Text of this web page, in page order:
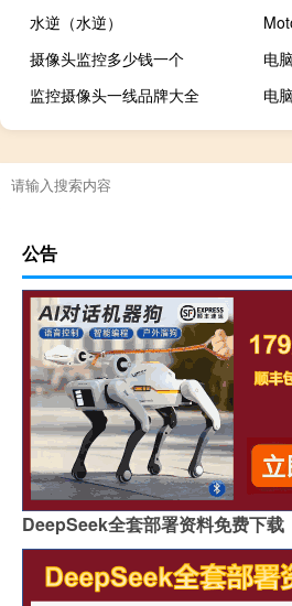
水逆（水逆）
摄像头监控多少钱一个
电
监控摄像头一线品牌大全
电
公告
DeepSeek全套部署资料免费下载